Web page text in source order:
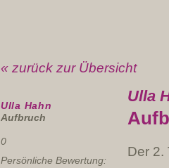
« zurück zur Übersicht
Ulla Hahn
Aufbruch
0
Persönliche Bewertung:
Ulla
Der 2.